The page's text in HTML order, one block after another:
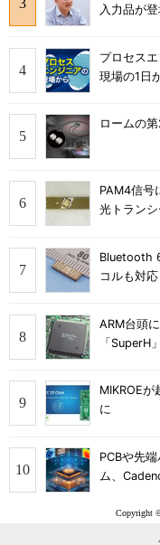
入力品が
プロセス
現場の1日
ロームの
PAM4信
光トラン
Bluetooth
コルも対応
ARM台頭
「SuperH」
MIKROE
に
PCBや先
ム、
Copyright